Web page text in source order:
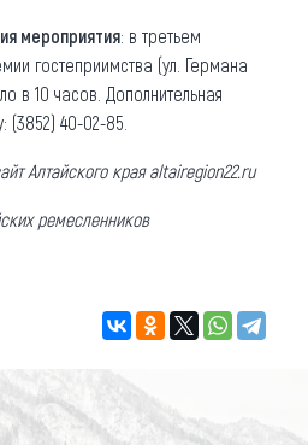
мероприятия: в третьем
гостеприимства (ул. Германа
в 10 часов. Дополнительная
40-02-85.
Алтайского края altairegion22.ru
ремесленников